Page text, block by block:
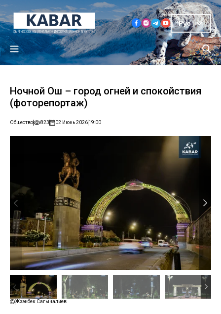
Рус
Ночной Ош ­– город огней и спокойствия
(фоторепортаж)
Общество 823 02 Июнь 202619:00
Жээнбек Сагыналиев